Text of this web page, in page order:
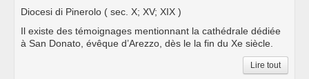
Diocesi di Pinerolo ( sec. X; XV; XIX )
Il existe des témoignages mentionnant la cathédrale dédiée
à San Donato, évêque d’Arezzo, dès le la fin du Xe siècle.
Lire tout